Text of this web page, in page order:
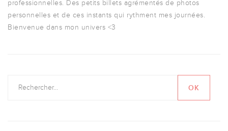
professionnelles. Des petits billets agrémentés de photos
personnelles et de ces instants qui rythment mes journées.
Bienvenue dans mon univers <3